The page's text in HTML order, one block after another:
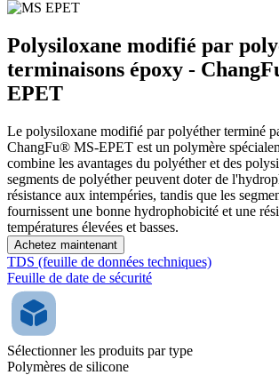
Polysiloxane modifié par
terminaisons époxy -
EPET
Le polysiloxane modifié par polyéther terminé
ChangFu® MS-EPET est un polymère
combine les avantages du polyéther et des
segments de polyéther peuvent doter de
résistance aux intempéries, tandis que les
fournissent une bonne hydrophobicité et une
températures élevées et basses.
Achetez maintenant
TDS (feuille de données techniques)
Feuille de date de sécurité
Sélectionner les produits par type
Polymères de silicone